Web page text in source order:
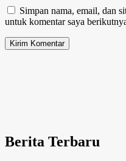
Simpan nama, email, dan
untuk komentar saya
Berita Terbaru